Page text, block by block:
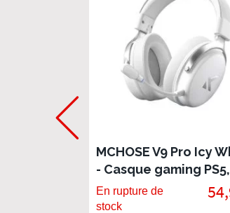
MCHOSE V9 Pro Icy
- Casque gaming
mobile et tablette
En rupture de
stock